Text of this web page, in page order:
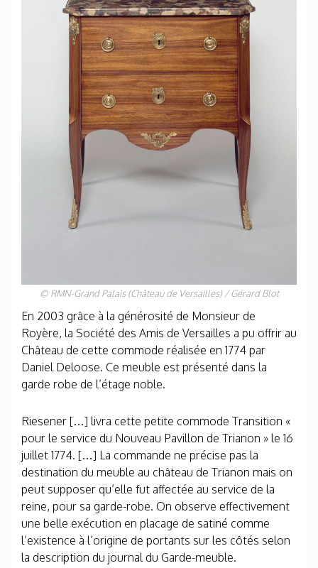
© RMN-Grand Palais (Château de Versailles) / Gérard Blot
En 2003 grâce à la générosité de Monsieur de
Royère, la Société des Amis de Versailles a pu offrir au
Château de cette commode réalisée en 1774 par
Daniel Deloose. Ce meuble est présenté dans la
garde robe de l’étage noble.
Riesener […] livra cette petite commode Transition «
pour le service du Nouveau Pavillon de Trianon » le 16
juillet 1774. […] La commande ne précise pas la
destination du meuble au château de Trianon mais on
peut supposer qu’elle fut affectée au service de la
reine, pour sa garde-robe. On observe effectivement
une belle exécution en placage de satiné comme
l’existence à l’origine de portants sur les côtés selon
la description du journal du Garde-meuble.